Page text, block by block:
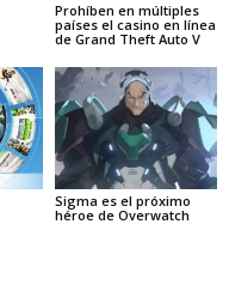
Prohíben en múltiples
países el casino en línea
de Grand Theft Auto V
Sigma es el próximo
héroe de Overwatch